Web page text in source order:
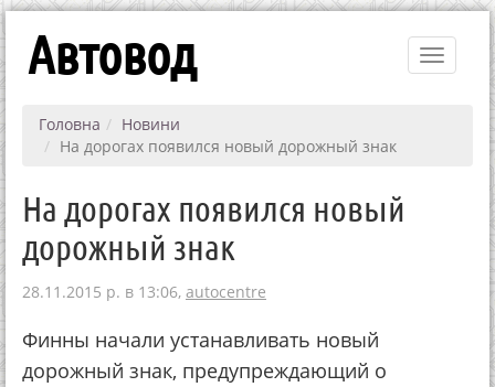
Toggle
Автовод
Головна
Новини
На дорогах появился новый дорожный знак
На дорогах появился новый
дорожный знак
28.11.2015 р. в 13:06, autocentre
Финны начали устанавливать новый
дорожный знак, предупреждающий о